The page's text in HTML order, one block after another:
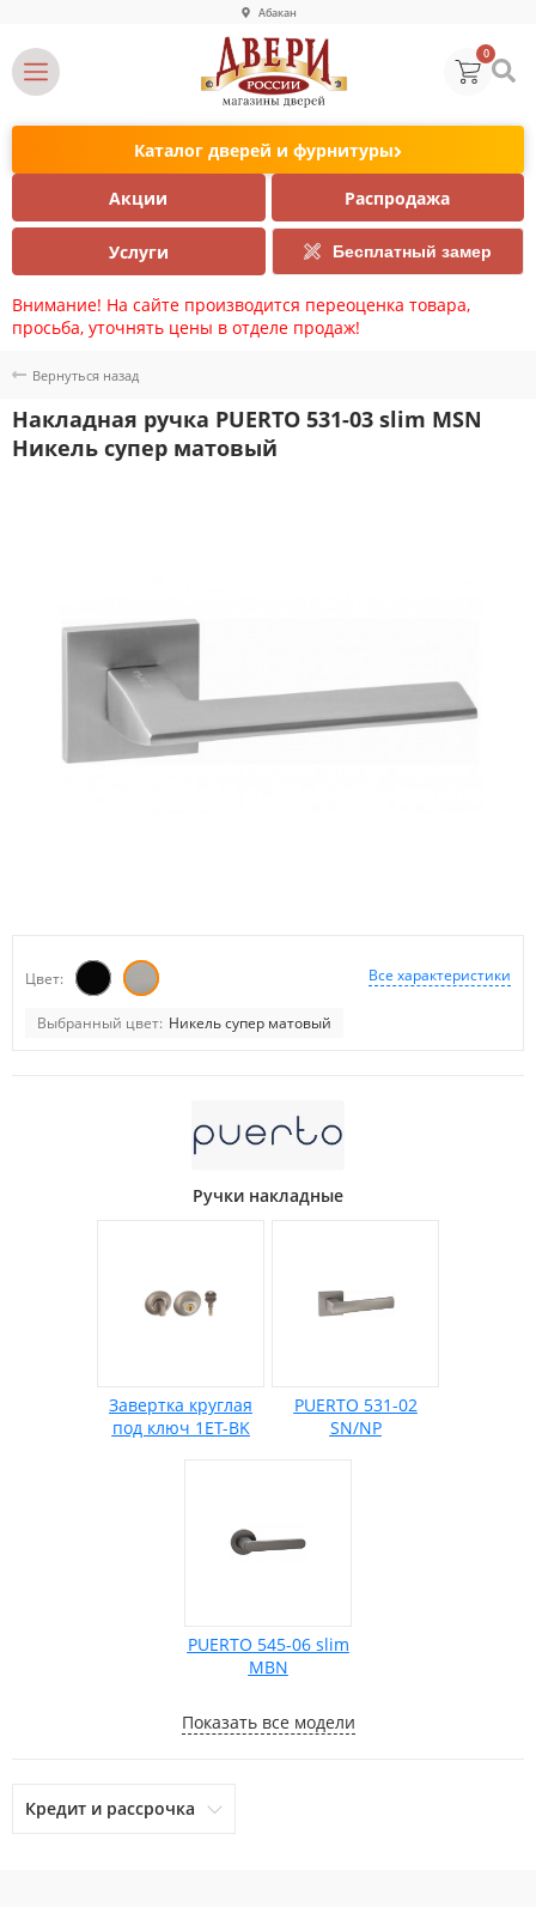
Абакан
0
Каталог дверей и фурнитуры
Акции Распродажа
Услуги Бесплатный замер
Внимание! На сайте производится переоценка товара,
просьба, уточнять цены в отделе продаж!
Вернуться назад
Накладная ручка PUERTO 531-03 slim MSN
Никель супер матовый
Все характеристики
Цвет:
Выбранный цвет: Никель супер матовый
Ручки накладные
Завертка круглая
под ключ 1ET-BK
PUERTO 531-02
SN/NP
PUERTO 545-06 slim
MBN
Показать все модели
Кредит и рассрочка